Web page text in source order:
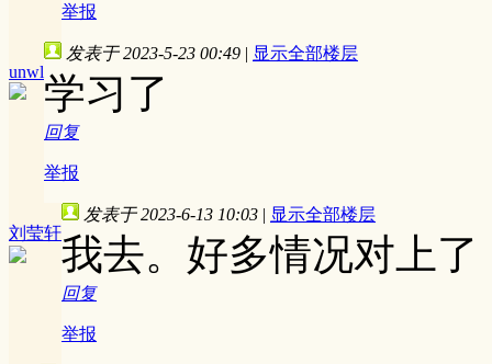
举报
unwl
发表于 2023-5-23 00:49 | 显示全部楼层
学习了
回复
举报
刘莹轩
发表于 2023-6-13 10:03 | 显示全部楼层
我去。好多情况对上了
回复
举报